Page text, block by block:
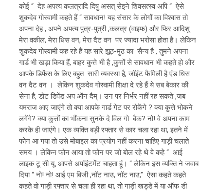
कोई “ देह अपत्य कलत्रादि दिषु असत् सेइने शिवसत्स्व अपि “ ऐसे
शुकदेव गोस्वामी कहते हैं “ सावधान! यह संसार के लोगों का विश्वास तो
अपना देह , अपने अपत्य पुत्र-पुत्री ,कलत्र (वाइफ) और फिर आदिशु
मेरा वकील, मेरा धिस वन, मेरा दैट वन पर ज्यादा भरोसा होता है। लेकिन
शुकदेव गोस्वामी कह रहे हैं यह सारे झूठ-मुठ का सैन्य है , तुमने अपना
गार्ड भी खड़ा किया हैं, बाहर कुत्ते भी है ,कुत्तों से सावधान भी कहते हो और
आपके डिफेंस के लिए बहुत सारी व्यवस्था है, जॉइंट फैमिली है एंड धिस
वन दैट वन । लेकिन शुकदेव गोस्वामी शिक्षा दे रहे हैं ये सब बेकार की
सेना है, डोंट डिपेंड अप ऑन दैम्। उन पर निर्भर नहीं रह सकते ,जब
यमराज आए जाएंगे तो क्या आपके गार्ड गेट पर रोकेंगे ? क्या कुत्ते भोकने
लगेंगे? क्या कुत्तों का भौंकना सुनके दे विल गो बैक? नो! वे अपना काम
करके ही जाएंगे। एक व्यक्ति बड़ी रफ्तार से कार चला रहा था, इतने में
फोन आ गया तो उसे मोबाइल का प्रयोग नहीं करना चाहिए गाड़ी चलाते
समय । लेकिन फोन आया तो फोन पर जो बोल रहे थे वे कहे “ आई
लाइक टू सी यू, आपसे अपॉइंटमेंट चाहता हूं। “ लेकिन इस व्यक्ति ने जवाब
दिया “ नो! नो! आई एम बिजी ,नॉट नाउ, नॉट नाउ,” ऐसा कहते कहते
कहते वो गाड़ी रफ्तार से चला ही रहा था, तो गाड़ी खड्डे में या ऑफ डी